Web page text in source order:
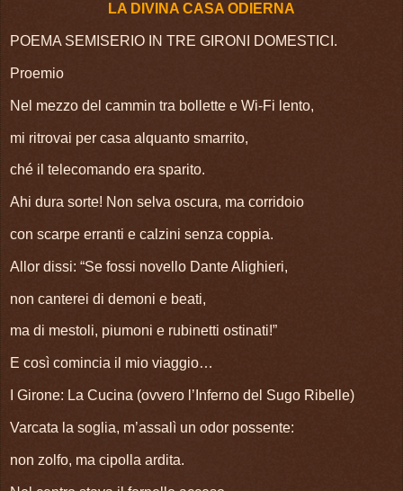
LA DIVINA CASA ODIERNA
POEMA SEMISERIO IN TRE GIRONI DOMESTICI.
Proemio
Nel mezzo del cammin tra bollette e Wi-Fi lento,
mi ritrovai per casa alquanto smarrito,
ché il telecomando era sparito.
Ahi dura sorte! Non selva oscura, ma corridoio
con scarpe erranti e calzini senza coppia.
Allor dissi: “Se fossi novello Dante Alighieri,
non canterei di demoni e beati,
ma di mestoli, piumoni e rubinetti ostinati!”
E così comincia il mio viaggio…
I Girone: La Cucina (ovvero l’Inferno del Sugo Ribelle)
Varcata la soglia, m’assalì un odor possente:
non zolfo, ma cipolla ardita.